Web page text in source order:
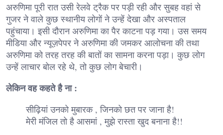
अरुणिमा पूरी रात उसी रेलवे ट्रैक पर पड़ी रही और सुबह वहां से
गुजर ने वाले कुछ स्थानीय लोगों ने उन्हें देखा और अस्पताल
पहुंचाया। इसी दौरान अरुणिमा का पैर काटना पड़ गया। उस समय
मीडिया और न्यूज़पेपर ने अरुणिमा की जमकर आलोचना की तथा
अरुणिमा को तरह तरह की बातों का सामना करना पड़ा। कुछ लोग
उन्हें लाचार बोल रहे थे, तो कुछ लोग बेचारी।
लेकिन वह कहते है ना :
सीढ़ियां उनको मुबारक , जिनको छत पर जाना है!
मेरी मंजिल तो है आसमां , मुझे रास्ता खुद बनाना है!!